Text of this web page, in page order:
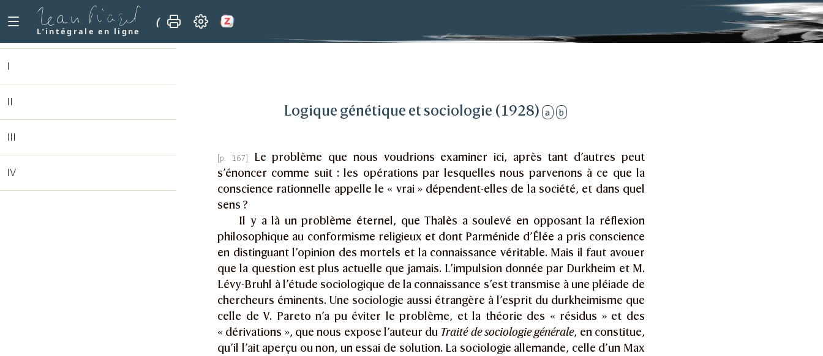
L’intégrale en ligne
(1928) Logique génétique et sociologie
Logique génétique et sociologie (1928) a b
Le problème que nous voudrions examiner ici, après tant d’autres peut
s’énoncer comme suit : les opérations par lesquelles nous parvenons à ce que la
conscience rationnelle appelle le « vrai » dépendent-elles de la société, et dans quel
sens ?
Il y a là un problème éternel, que Thalès a soulevé en opposant la réflexion
philosophique au conformisme religieux et dont Parménide d’Élée a pris conscience
en distinguant l’opinion des mortels et la connaissance véritable. Mais il faut avouer
que la question est plus actuelle que jamais. L’impulsion donnée par Durkheim et M.
Lévy-Bruhl à l’étude sociologique de la connaissance s’est transmise à une pléiade de
chercheurs éminents. Une sociologie aussi étrangère à l’esprit du durkheimisme que
celle de V. Pareto n’a pu éviter le problème, et la théorie des « résidus » et des
« dérivations », que nous expose l’auteur du Traité de sociologie générale, en constitue,
qu’il l’ait aperçu ou non, un essai de solution. La sociologie allemande, celle d’un Max
I
II
III
IV